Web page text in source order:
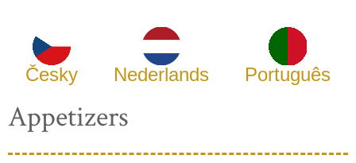
Česky Nederlands Português
Appetizers